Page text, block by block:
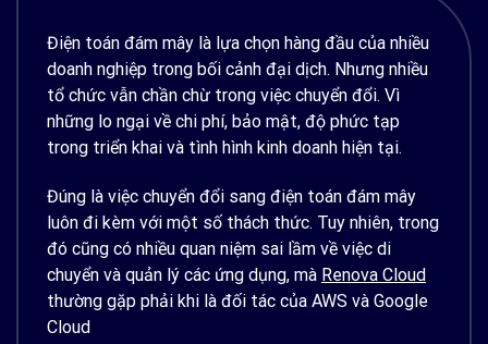
Điện toán đám mây là lựa chọn hàng đầu của nhiều
doanh nghiệp trong bối cảnh đại dịch. Nhưng nhiều
tổ chức vẫn chần chừ trong việc chuyển đổi. Vì
những lo ngại về chi phí, bảo mật, độ phức tạp
trong triển khai và tình hình kinh doanh hiện tại.
Đúng là việc chuyển đổi sang điện toán đám mây
luôn đi kèm với một số thách thức. Tuy nhiên, trong
đó cũng có nhiều quan niệm sai lầm về việc di
chuyển và quản lý các ứng dụng, mà Renova Cloud
thường gặp phải khi là đối tác của AWS và Google
Cloud